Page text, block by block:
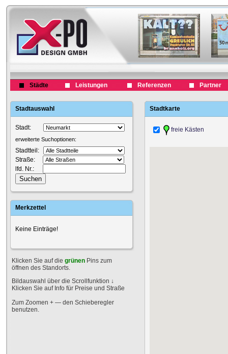
Städte Leistungen Referenzen Partner
Stadtauswahl
Stadt:
erweiterte Suchoptionen:
Stadtteil:
Straße:
lfd. Nr.:
Merkzettel
Keine Einträge!
Klicken Sie auf die grünen Pins zum
öffnen des Standorts.
Bildauswahl über die Scrollfunktion ↓
Klicken Sie auf Info für Preise und Straße
Zum Zoomen + — den Schieberegler
benutzen.
Stadtkarte
freie Kästen